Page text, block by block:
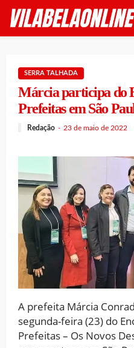
SERRA TALHADA
Márcia participa do
Prefeitas em São
Redação 23 de maio de 2022
A prefeita Márcia
segunda-feira (23) do
Prefeitas – Os Novos